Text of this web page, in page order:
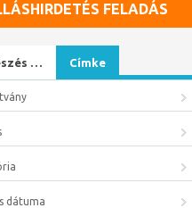
FELADÁS
… Címke
dátuma